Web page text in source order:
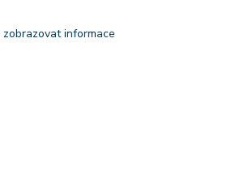
informace